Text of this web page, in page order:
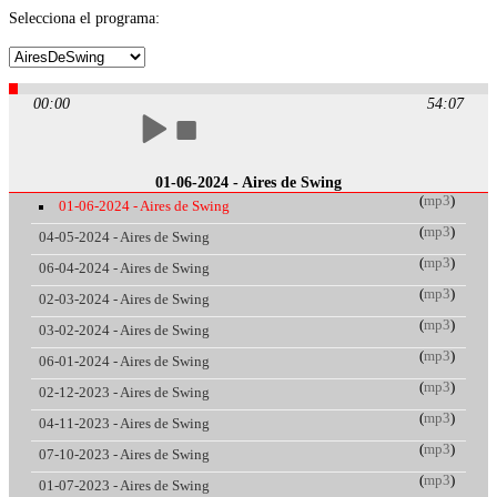
Selecciona el programa:
00:00 54:07
01-06-2024 - Aires de Swing
(mp3)
01-06-2024 - Aires de Swing
(mp3)
04-05-2024 - Aires de Swing
(mp3)
06-04-2024 - Aires de Swing
(mp3)
02-03-2024 - Aires de Swing
(mp3)
03-02-2024 - Aires de Swing
(mp3)
06-01-2024 - Aires de Swing
(mp3)
02-12-2023 - Aires de Swing
(mp3)
04-11-2023 - Aires de Swing
(mp3)
07-10-2023 - Aires de Swing
(mp3)
01-07-2023 - Aires de Swing